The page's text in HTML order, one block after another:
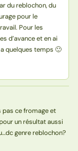
du reblochon, du
pour le
Pour les
d’avance et en ai
quelques temps 🙂
pas ce fromage et
un résultat aussi
genre reblochon?